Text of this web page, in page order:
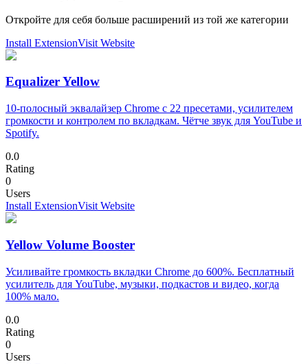
Откройте для себя больше расширений из той же категории
Install ExtensionVisit Website
Equalizer Yellow
10-полосный эквалайзер Chrome с 22 пресетами, усилителем
громкости и контролем по вкладкам. Чётче звук для YouTube и
Spotify.
0.0
Rating
0
Users
Install ExtensionVisit Website
Yellow Volume Booster
Усиливайте громкость вкладки Chrome до 600%. Бесплатный
усилитель для YouTube, музыки, подкастов и видео, когда
100% мало.
0.0
Rating
0
Users